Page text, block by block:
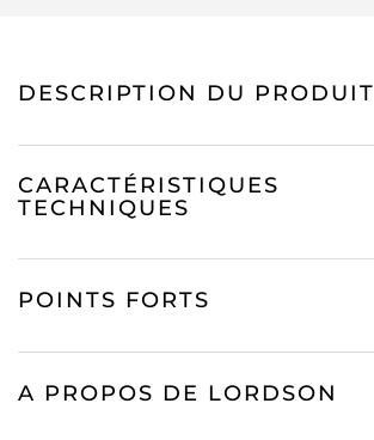
DESCRIPTION DU PRODUIT
CARACTÉRISTIQUES
TECHNIQUES
POINTS FORTS
A PROPOS DE LORDSON